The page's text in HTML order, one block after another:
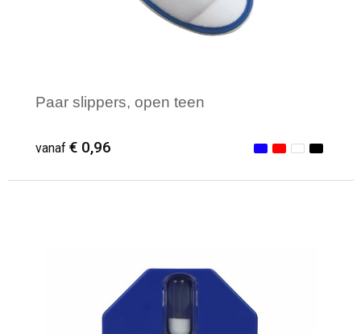
Paar slippers, open teen
vanaf € 0,96